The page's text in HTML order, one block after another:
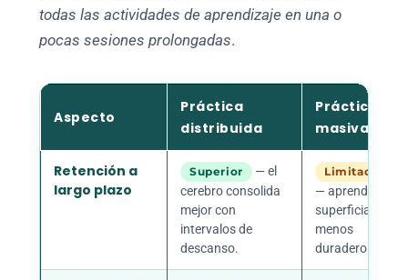
todas las actividades de aprendizaje en una o
pocas sesiones prolongadas.
Aspecto
Práctica
distribuida
Práctica
masiva
Retención a
largo plazo
Superior
— el
cerebro consolida
mejor con
intervalos de
descanso.
Limitada
— aprendizaje
superficial y
menos
duradero.